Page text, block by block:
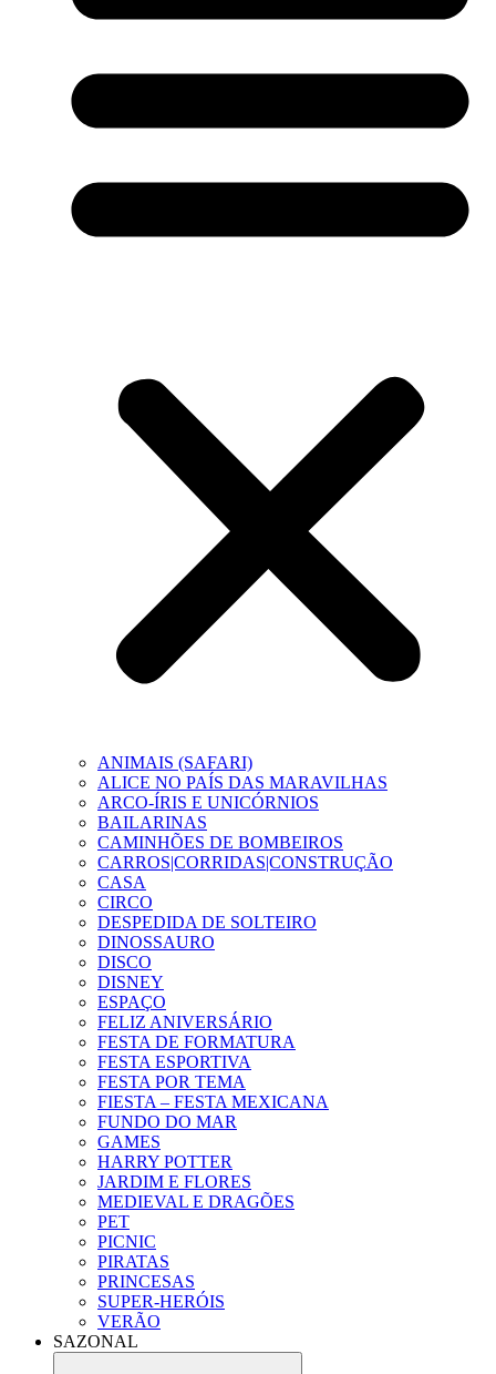
ANIMAIS (SAFARI)
ALICE NO PAÍS DAS MARAVILHAS
ARCO-ÍRIS E UNICÓRNIOS
BAILARINAS
CAMINHÕES DE BOMBEIROS
CARROS|CORRIDAS|CONSTRUÇÃO
CASA
CIRCO
DESPEDIDA DE SOLTEIRO
DINOSSAURO
DISCO
DISNEY
ESPAÇO
FELIZ ANIVERSÁRIO
FESTA DE FORMATURA
FESTA ESPORTIVA
FESTA POR TEMA
FIESTA – FESTA MEXICANA
FUNDO DO MAR
GAMES
HARRY POTTER
JARDIM E FLORES
MEDIEVAL E DRAGÕES
PET
PICNIC
PIRATAS
PRINCESAS
SUPER-HERÓIS
VERÃO
SAZONAL